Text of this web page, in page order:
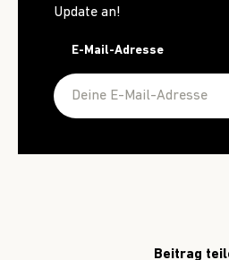
Update an!
E-Mail-Adresse
Beitrag